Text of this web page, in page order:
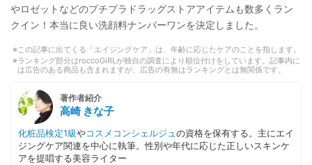
やロゼットなどのプチプラドラッグストアアイテムも数多くラン
クイン！本当に良い洗顔料ナンバーワンを決定しました。
この記事に出てくる「エイジングケア」は、年齢に応じたケアのことを指します。
ランキング部分はroccoGiRLが独自の調査により順位付けをしています。記事内に
は広告のある商品も含まれますが、広告の有無はランキングとは無関係です。
著作者紹介
高崎 きな子
化粧品検定1級やコスメコンシェルジュの資格を保有する。主にエイ
ジングケア関連を中心に執筆。性別や年代に応じた正しいスキンケ
アを提唱する美容ライター